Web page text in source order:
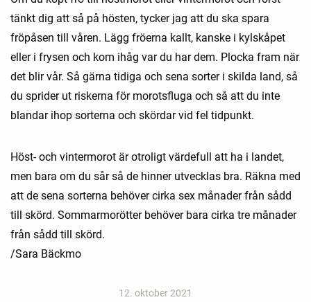
tänkt dig att så på hösten, tycker jag att du ska spara
fröpåsen till våren. Lägg fröerna kallt, kanske i kylskåpet
eller i frysen och kom ihåg var du har dem. Plocka fram när
det blir vår. Så gärna tidiga och sena sorter i skilda land, så
du sprider ut riskerna för morotsfluga och så att du inte
blandar ihop sorterna och skördar vid fel tidpunkt.
Höst- och vintermorot är otroligt värdefull att ha i landet,
men bara om du sår så de hinner utvecklas bra. Räkna med
att de sena sorterna behöver cirka sex månader från sådd
till skörd. Sommarmorötter behöver bara cirka tre månader
från sådd till skörd.
/Sara Bäckmo
12. oktober 2021